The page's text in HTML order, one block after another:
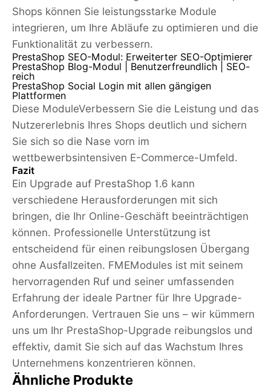
Shops können Sie leistungsstarke Module
integrieren, um Ihre Abläufe zu optimieren und die
Funktionalität zu verbessern.
PrestaShop SEO-Modul: Erweiterter SEO-Optimierer
PrestaShop Blog-Modul | Benutzerfreundlich | SEO-
reich
PrestaShop Social Login mit allen gängigen
Plattformen
Diese ModuleVerbessern Sie die Leistung und das
Nutzererlebnis Ihres Shops deutlich und sichern
Sie sich so die Nase vorn im
wettbewerbsintensiven E-Commerce-Umfeld.
Fazit
Ein Upgrade auf PrestaShop 1.6 kann
verschiedene Herausforderungen mit sich
bringen, die Ihr Online-Geschäft beeinträchtigen
können. Professionelle Unterstützung ist
entscheidend für einen reibungslosen Übergang
ohne Ausfallzeiten. FMEModules ist mit seinem
hervorragenden Ruf und seiner umfassenden
Erfahrung der ideale Partner für Ihre Upgrade-
Anforderungen. Vertrauen Sie uns – wir kümmern
uns um Ihr PrestaShop-Upgrade reibungslos und
effektiv, damit Sie sich auf das Wachstum Ihres
Unternehmens konzentrieren können.
Ähnliche Produkte